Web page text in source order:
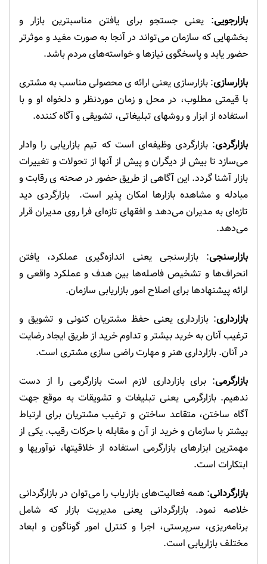
بازارجویی: یعنی جستجو برای یافتن مناسبترین بازار و
بخشهایی که سازمان می‌تواند در آنجا به صورت مفید و موثرتر
حضور یابد و پاسخگوی نیازها و خواسته‌های مردم باشد.
بازارسازی: بازارسازی یعنی ارائه ی محصولی مناسب به مشتری
با قیمتی مطلوب، در محل و زمان موردنظر و دلخواه او و با
استفاده از ابزار و روشهای تبلیغاتی، تشویقی و آگاه کننده.
بازارگردی: بازارگردی وظیفه‌ای است که تیم بازاریابی را وادار
می‌سازد تا بیش از دیگران و پیش از آنها از تحولات و تغییرات
بازار آشنا گردد. این آگاهی از طریق حضور در صحنه ی رقابت و
مبادله و مشاهده بازارها امکان پذیر است. بازارگردی دید
تازه‌ای به مدیران می‌دهد و افقهای تازه‌ای فرا روی مدیران قرار
می‌دهد.
بازارسنجی: بازارسنجی یعنی اندازه‌گیری عملکرد، یافتن
انحراف‌ها و تشخیص فاصله‌ها بین هدف و عملکرد واقعی و
ارائه پیشنهادها برای اصلاح امور بازاریابی سازمان.
بازارداری: بازارداری یعنی حفظ مشتریان کنونی و تشویق و
ترغیب آنان به خرید بیشتر و تداوم خرید از طریق ایجاد رضایت
در آنان. بازارداری هنر و مهارت راضی سازی مشتری است.
بازارگرمی: برای بازارداری لازم است بازارگرمی را از دست
ندهیم. بازارگرمی یعنی تبلیغات و تشویقات به موقع جهت
آگاه ساختن، متقاعد ساختن و ترغیب مشتریان برای ارتباط
بیشتر با سازمان و خرید از آن و مقابله با حرکات رقیب. یکی از
مهمترین ابزارهای بازارگرمی استفاده از خلاقیتها، نوآوریها و
ابتکارات است.
بازارگردانی: همه فعالیت‌های بازاریاب را می‌توان در بازارگردانی
خلاصه نمود. بازارگردانی یعنی مدیریت بازار که شامل
برنامه‌ریزی، سرپرستی، اجرا و کنترل امور گوناگون و ابعاد
مختلف بازاریابی است.